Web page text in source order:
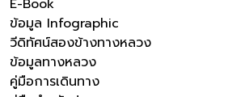
ข้อมูล Infographic
วีดิทัศน์สองข้างทางหลวง
ข้อมูลทางหลวง
คู่มือการเดินทาง